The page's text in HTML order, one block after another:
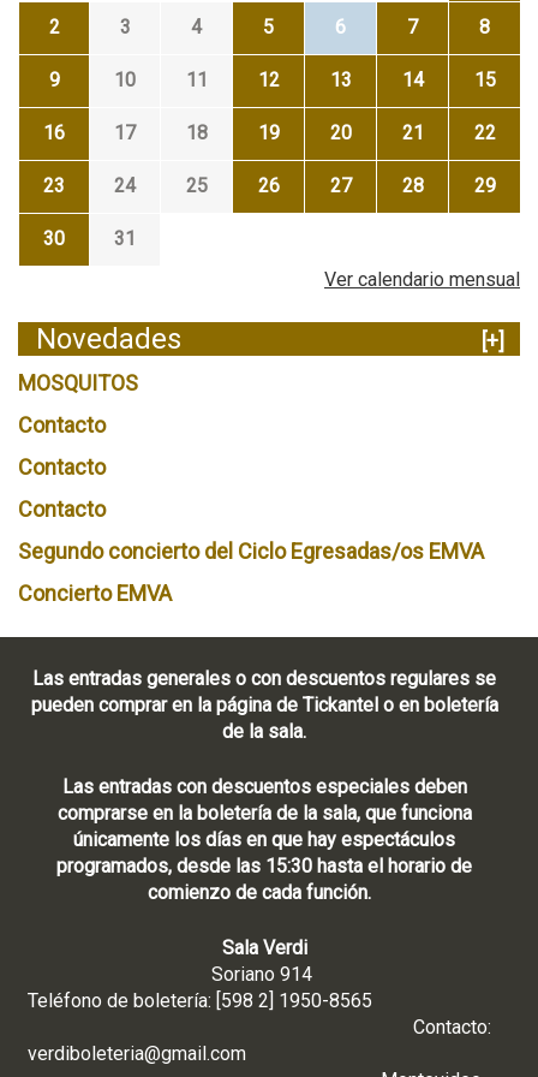
2 3 4 5 6 7 8
9 10 11 12 13 14 15
16 17 18 19 20 21 22
23 24 25 26 27 28 29
30
31
Ver calendario mensual
Novedades
[+]
MOSQUITOS
Contacto
Contacto
Contacto
Segundo concierto del Ciclo Egresadas/os EMVA
Concierto EMVA
Las entradas generales o con descuentos regulares se
pueden comprar en la página de Tickantel o en boletería
de la sala.
Las entradas con descuentos especiales deben
comprarse en la boletería de la sala, que funciona
únicamente los días en que hay espectáculos
programados, desde las 15:30 hasta el horario de
comienzo de cada función.
Sala Verdi
Soriano 914
Teléfono de boletería: [598 2] 1950-8565
Contacto:
verdiboleteria@gmail.com